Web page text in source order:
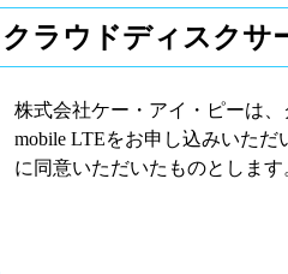
クラウドディスクサ
株式会社ケー・アイ・ピーは
mobile LTEをお申し込みいた
に同意いただいたものとします